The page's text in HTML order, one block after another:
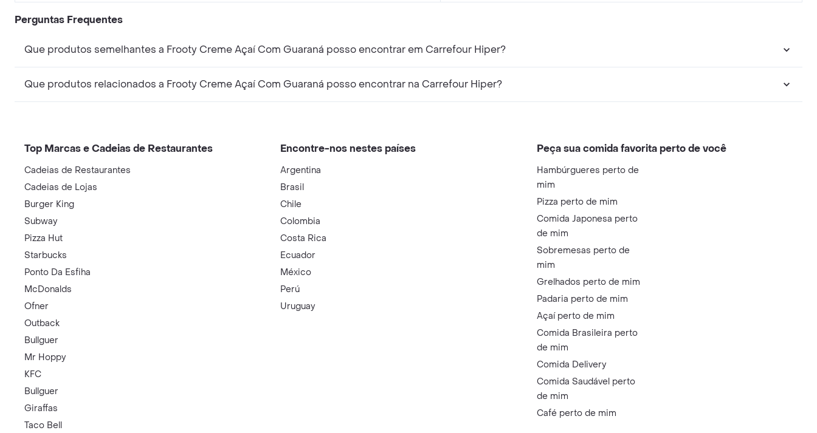
Perguntas Frequentes
Que produtos semelhantes a Frooty Creme Açaí Com Guaraná posso encontrar em Carrefour Hiper?
Que produtos relacionados a Frooty Creme Açaí Com Guaraná posso encontrar na Carrefour Hiper?
Top Marcas e Cadeias de Restaurantes
Cadeias de Restaurantes
Cadeias de Lojas
Burger King
Subway
Pizza Hut
Starbucks
Ponto Da Esfiha
McDonalds
Ofner
Outback
Bullguer
Mr Hoppy
KFC
Bullguer
Giraffas
Taco Bell
Encontre-nos nestes países
Argentina
Brasil
Chile
Colombia
Costa Rica
Ecuador
México
Perú
Uruguay
Peça sua comida favorita perto de você
Hambúrgueres perto de
mim
Pizza perto de mim
Comida Japonesa perto
de mim
Sobremesas perto de
mim
Grelhados perto de mim
Padaria perto de mim
Açaí perto de mim
Comida Brasileira perto
de mim
Comida Delivery
Comida Saudável perto
de mim
Café perto de mim